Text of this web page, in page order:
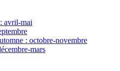
avril-mai
: octobre-novembre
mars